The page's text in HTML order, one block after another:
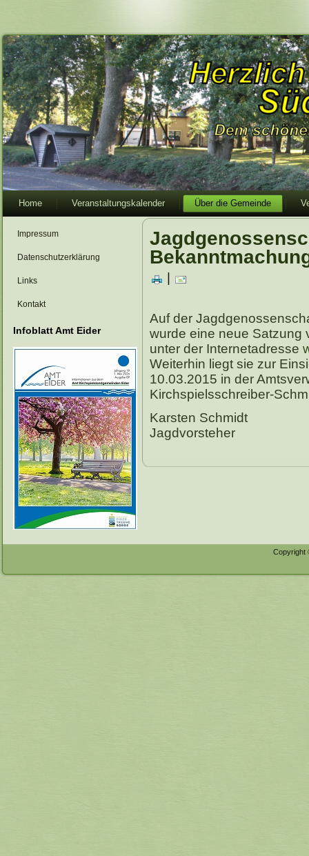
Home Veranstaltungskalender Über die Gemeinde
Impressum
Datenschutzerklärung
Links
Kontakt
Infoblatt Amt Eider
Auf der
wurde eine neue Satzung
unter der Internetadresse
Weiterhin liegt sie zur
10.03.2015 in der
Kirchspielsschreiber-
Karsten Schmidt
Jagdvorsteher
Copyright